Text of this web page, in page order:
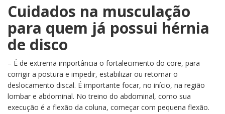
Cuidados na musculação
para quem já possui hérnia
de disco
– É de extrema importância o fortalecimento do core, para
corrigir a postura e impedir, estabilizar ou retornar o
deslocamento discal. É importante focar, no início, na região
lombar e abdominal. No treino do abdominal, como sua
execução é a flexão da coluna, começar com pequena flexão.